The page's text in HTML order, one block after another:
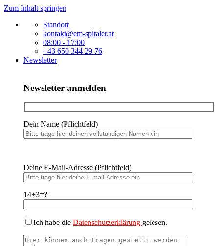
Zum Inhalt springen
Standort
kontakt@em-spitaler.at
08:00 - 17:00
+43 650 344 29 76
Newsletter
Newsletter anmelden
Dein Name (Pflichtfeld)
Deine E-Mail-Adresse (Pflichtfeld)
14+3=?
Ich habe die Datenschutzerklärung gelesen.